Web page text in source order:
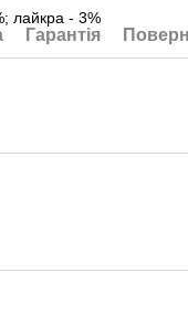
лайкра - 3%
Гарантія